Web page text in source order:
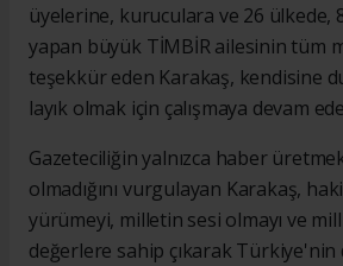
üyelerine, kuruculara ve 26 ülkede,
yapan büyük TİMBİR ailesinin tüm
teşekkür eden Karakaş, kendisine
layık olmak için çalışmaya devam
Gazeteciliğin yalnızca haber
olmadığını vurgulayan Karakaş,
yürümeyi, milletin sesi olmayı ve
değerlere sahip çıkarak Türkiye'nin